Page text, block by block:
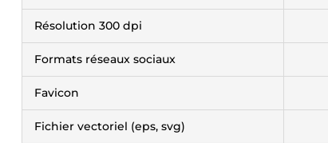
Résolution 300 dpi
Formats réseaux sociaux
Favicon
Fichier vectoriel (eps, svg)